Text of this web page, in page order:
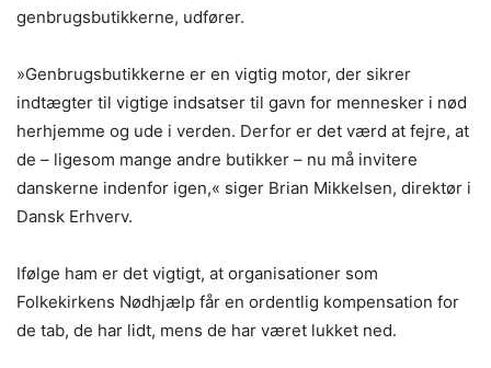
genbrugsbutikkerne, udfører.
»Genbrugsbutikkerne er en vigtig motor, der sikrer
indtægter til vigtige indsatser til gavn for mennesker i nød
herhjemme og ude i verden. Derfor er det værd at fejre, at
de – ligesom mange andre butikker – nu må invitere
danskerne indenfor igen,« siger Brian Mikkelsen, direktør i
Dansk Erhverv.
Ifølge ham er det vigtigt, at organisationer som
Folkekirkens Nødhjælp får en ordentlig kompensation for
de tab, de har lidt, mens de har været lukket ned.